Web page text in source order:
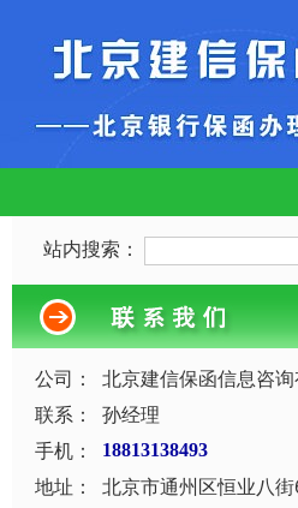
站内搜索：
公司：
北京建信保函信息咨
联系：
孙经理
手机：
18813138493
地址：
北京市通州区恒业八